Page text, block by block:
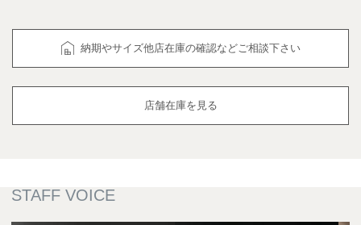
納期やサイズ他店在庫の確認などご相談下さい
店舗在庫を見る